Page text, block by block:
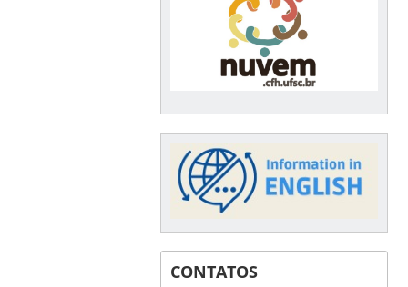
CONTATOS